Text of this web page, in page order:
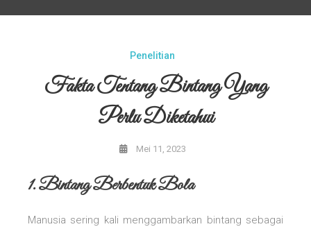
Penelitian
Fakta Tentang Bintang Yang
Perlu Diketahui
Mei 11, 2023
1. Bintang Berbentuk Bola
Manusia sering kali menggambarkan bintang sebagai